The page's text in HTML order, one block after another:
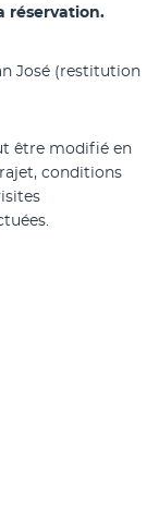
réservation.
José (restitution
être modifié en
conditions